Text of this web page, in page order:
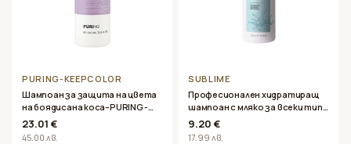
PURING-KEEPCOLOR
Шампоан за защита на цвета
на боядисана коса–PURING -
KEEPCOLOR- 1000ml
23.01 €
45.00 лв.
SUBLIME
Професионален хидратиращ
шампоан с мляко за всеки тип
коса- Oyster Sublime Milk
Shampoo 1000ml
9.20 €
17.99 лв.